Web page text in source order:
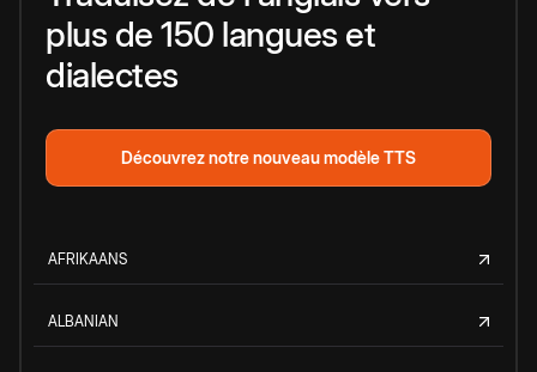
plus de 150 langues et
dialectes
Découvrez notre nouveau modèle TTS
AFRIKAANS
ALBANIAN